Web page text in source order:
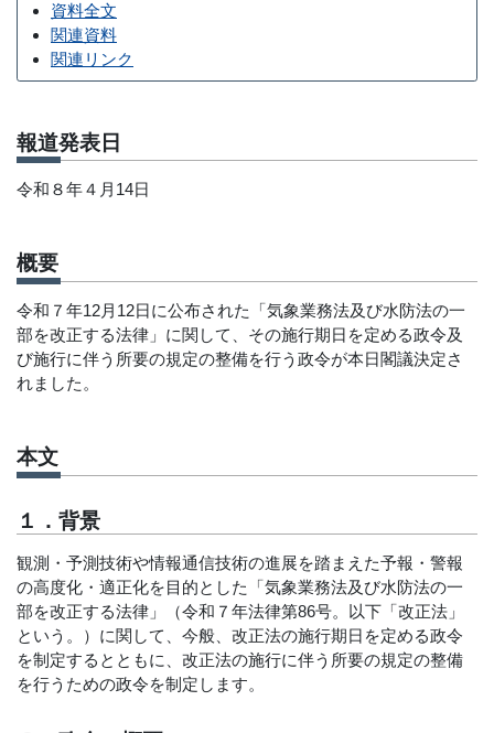
資料全文
関連資料
関連リンク
報道発表日
令和８年４月14日
概要
令和７年12月12日に公布された「気象業務法及び水防法の一
部を改正する法律」に関して、その施行期日を定める政令及
び施行に伴う所要の規定の整備を行う政令が本日閣議決定さ
れました。
本文
１．背景
観測・予測技術や情報通信技術の進展を踏まえた予報・警報
の高度化・適正化を目的とした「気象業務法及び水防法の一
部を改正する法律」（令和７年法律第86号。以下「改正法」
という。）に関して、今般、改正法の施行期日を定める政令
を制定するとともに、改正法の施行に伴う所要の規定の整備
を行うための政令を制定します。